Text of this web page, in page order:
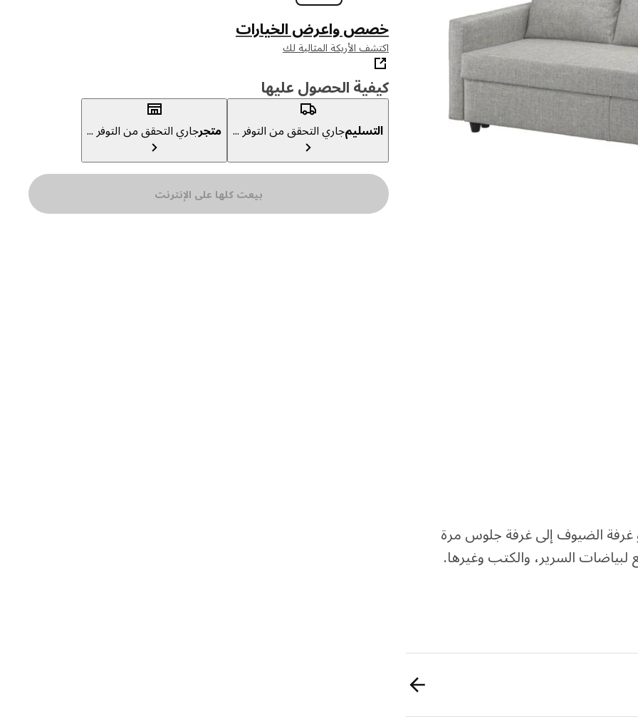
خصص واعرض الخيارات
اكتشف الأريكة المثالية لك
كيفية الحصول عليها
التسليمجاري التحقق من التوفر ... متجرجاري التحقق من التوفر ...
بيعت كلها على الإنترنت
غرفة الضيوف إلى غرفة جلوس مرة
السرير، والكتب وغيرها.